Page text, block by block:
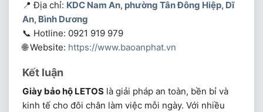
📍 Địa chỉ: KDC Nam An, phường Tân Đông Hiệp, Dĩ
An, Bình Dương
📞 Hotline: 0921 919 979
🌐 Website: https://www.baoanphat.vn
Kết luận
Giày bảo hộ LETOSlà giải pháp an toàn, bền bỉ và
kinh tế cho đôi chân làm việc mỗi ngày. Với nhiều